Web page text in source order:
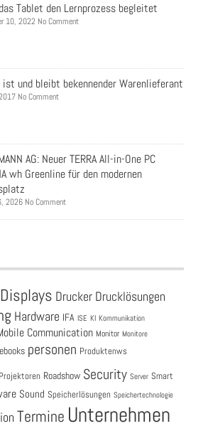
Tablet den Lernprozess begleitet
10, 2022 No Comment
ist und bleibt bekennender Warenlieferant
No Comment
AG: Neuer TERRA All-in-One PC
wh Greenline für den modernen
2026 No Comment
Displays Drucker Drucklösungen
Hardware IFA ISE KI Kommunikation
Communication Monitor Monitore
personen Produktenws
Projektoren Roadshow Security Server Smart
Sound Speicherlösungen Speichertechnologie
Termine Unternehmen